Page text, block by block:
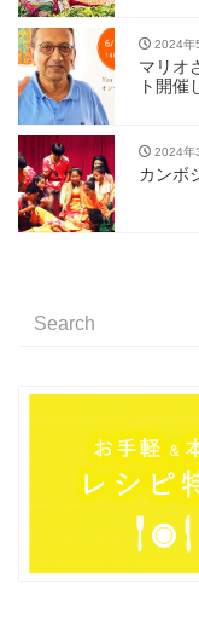
2024年
マリオ
ト開催
2024年
カンボ